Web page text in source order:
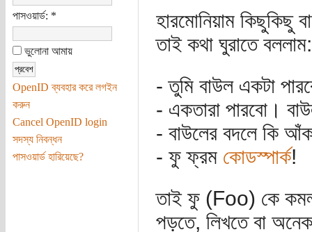
পাসওয়ার্ড: *
ভুলোনা আমায়
OpenID ব্যবহার করে লগইন
করুন
Cancel OpenID login
সদস্য নিবন্ধন
পাসওয়ার্ড হারিয়েছে?
হারমোনিয়াম কিছুকিছু
তাই কথা ঘুরাতে বললাম:
- তুমি বাউল একটা
- একতারা পারবো।
- বাউলের বদলে কি
- ফু ফ্রম কোডস্পার্ক!
তাই ফু (Foo) কে
পড়তে, লিখতে বা অনেক